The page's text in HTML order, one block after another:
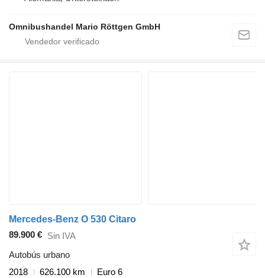
Omnibushandel Mario Röttgen GmbH
Mercedes-Benz O 530 Citaro
89.900 € Sin IVA
Autobús urbano
2018
626.100 km
Euro 6